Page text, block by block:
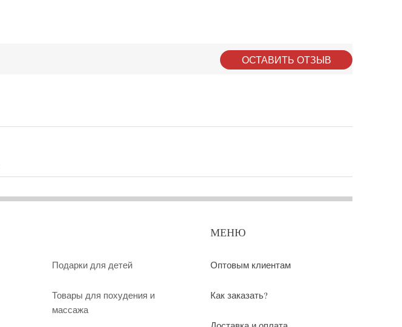
ОСТАВИТЬ ОТЗЫВ
Подарки для детей
Товары для похудения и
массажа
МЕНЮ
Оптовым клиентам
Как заказать?